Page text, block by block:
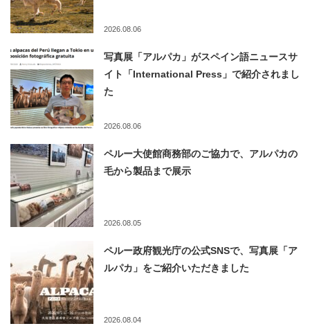
2026.08.06
写真展「アルパカ」がスペイン語ニュースサ
イト「International Press」で紹介されまし
た
2026.08.06
ペルー大使館商務部のご協力で、アルパカの
毛から製品まで展示
2026.08.05
ペルー政府観光庁の公式SNSで、写真展「ア
ルパカ」をご紹介いただきました
2026.08.04